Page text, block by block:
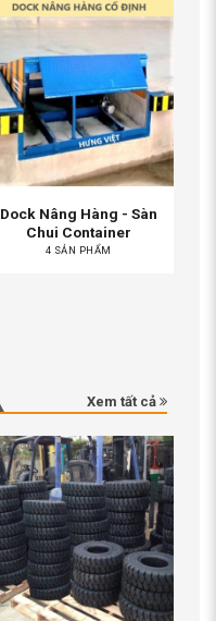
Dock Nâng Hàng - Sàn
Chui Container
4 SẢN PHẨM
Xem tất cả